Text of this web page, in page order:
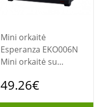
Mini orkaitė
Esperanza EKO006N
Mini orkaitė su
l 1600W juoda
49.26€